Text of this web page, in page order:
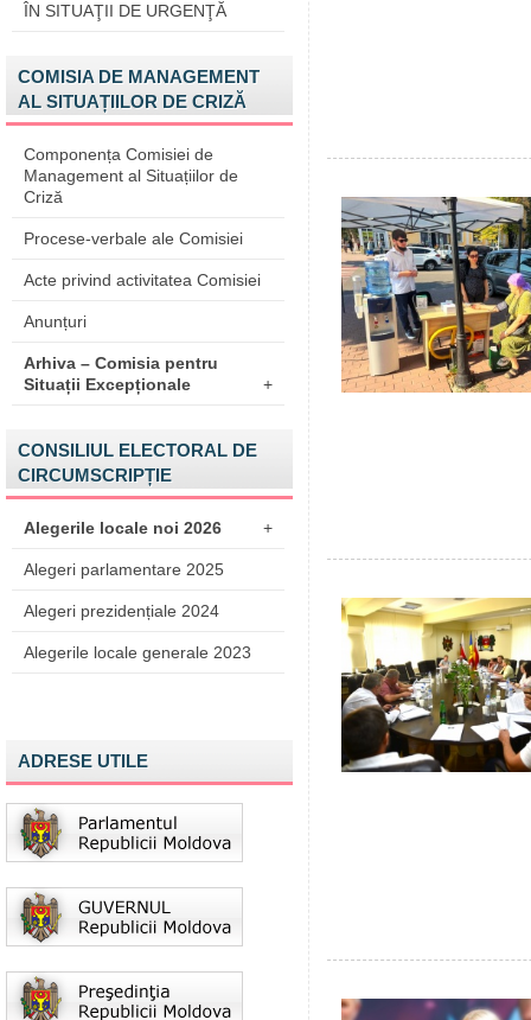
ÎN SITUAŢII DE URGENŢĂ
COMISIA DE MANAGEMENT
AL SITUAȚIILOR DE CRIZĂ
Componența Comisiei de
Management al Situațiilor de
Criză
Procese-verbale ale Comisiei
Acte privind activitatea Comisiei
Anunțuri
Arhiva – Comisia pentru
Situații Excepționale
+
CONSILIUL ELECTORAL DE
CIRCUMSCRIPȚIE
Alegerile locale noi 2026 +
Alegeri parlamentare 2025
Alegeri prezidențiale 2024
Alegerile locale generale 2023
ADRESE UTILE